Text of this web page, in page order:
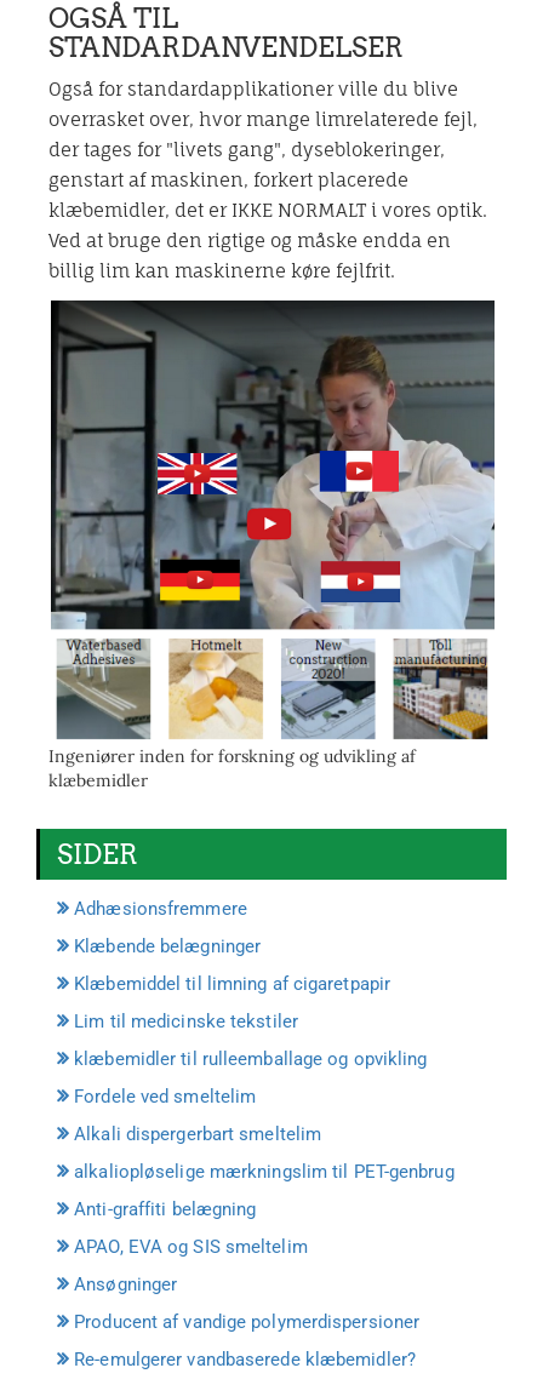
OGSÅ TIL
STANDARDANVENDELSER
Også for standardapplikationer ville du blive
overrasket over, hvor mange limrelaterede fejl,
der tages for "livets gang", dyseblokeringer,
genstart af maskinen, forkert placerede
klæbemidler, det er IKKE NORMALT i vores optik.
Ved at bruge den rigtige og måske endda en
billig lim kan maskinerne køre fejlfrit.
Ingeniører inden for forskning og udvikling af
klæbemidler
SIDER
Adhæsionsfremmere
Klæbende belægninger
Klæbemiddel til limning af cigaretpapir
Lim til medicinske tekstiler
klæbemidler til rulleemballage og opvikling
Fordele ved smeltelim
Alkali dispergerbart smeltelim
alkaliopløselige mærkningslim til PET-genbrug
Anti-graffiti belægning
APAO, EVA og SIS smeltelim
Ansøgninger
Producent af vandige polymerdispersioner
Re-emulgerer vandbaserede klæbemidler?